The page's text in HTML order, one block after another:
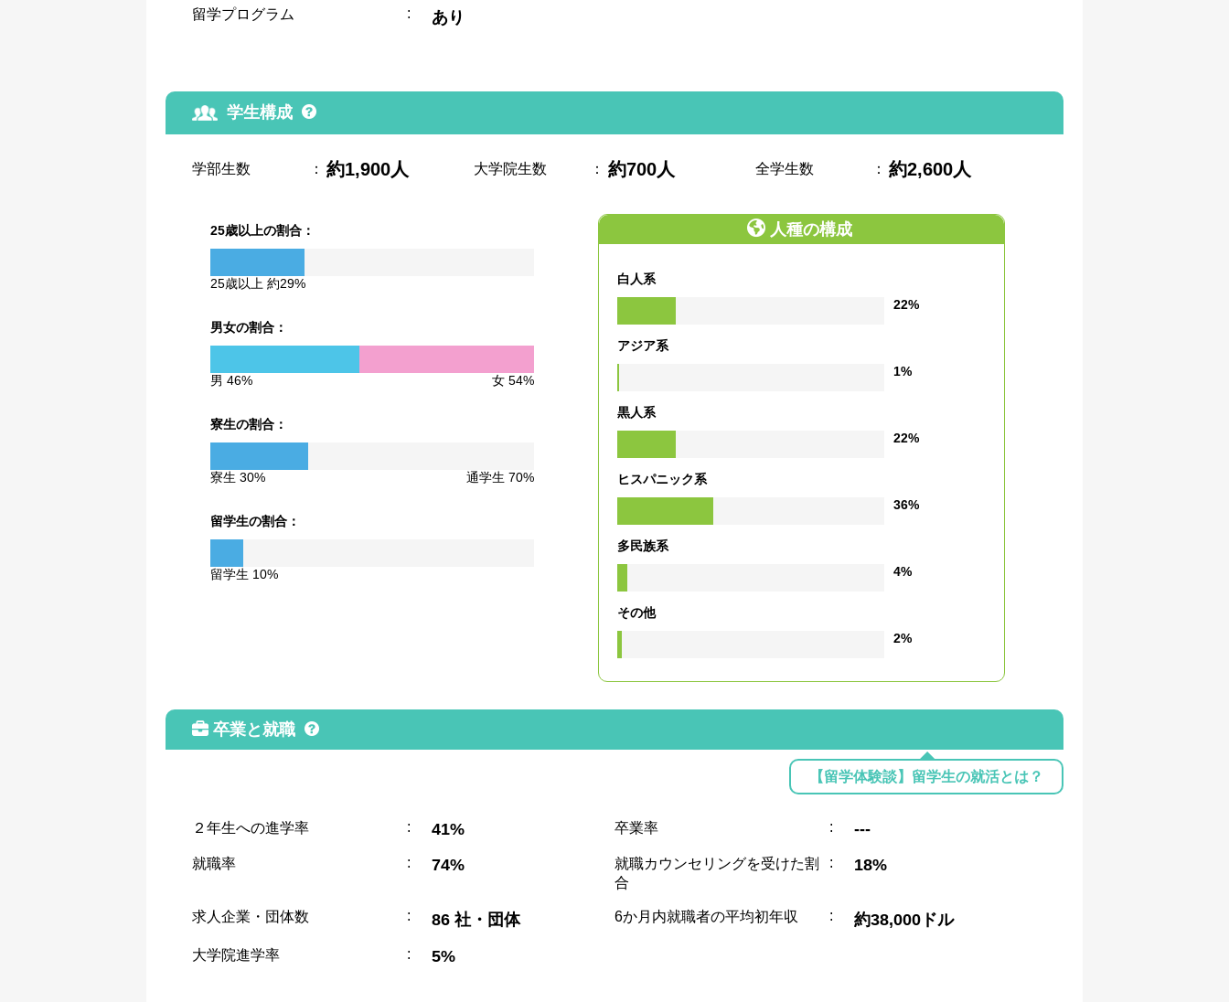
留学プログラム : あり
学生構成
学部生数 ： 約1,900人 大学院生数 ： 約700人 全学生数 ： 約2,600人
25歳以上の割合：
25歳以上 約29%
男女の割合：
男 46% 女 54%
寮生の割合：
寮生 30% 通学生 70%
留学生の割合：
留学生 10%
人種の構成
白人系
22%
アジア系
1%
黒人系
22%
ヒスパニック系
36%
多民族系
4%
その他
2%
卒業と就職
【留学体験談】留学生の就活とは？
２年生への進学率 : 41% 卒業率 : ---
就職率 : 74%
就職カウンセリングを受けた割
合
: 18%
求人企業・団体数 : 86 社・団体 6か月内就職者の平均初年収 : 約38,000ドル
大学院進学率 : 5%